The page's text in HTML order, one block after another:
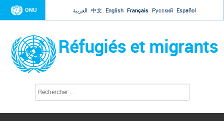
Jump to navigation
ONU العربية 中文 English Français Русский Español
Réfugiés et migrants
c